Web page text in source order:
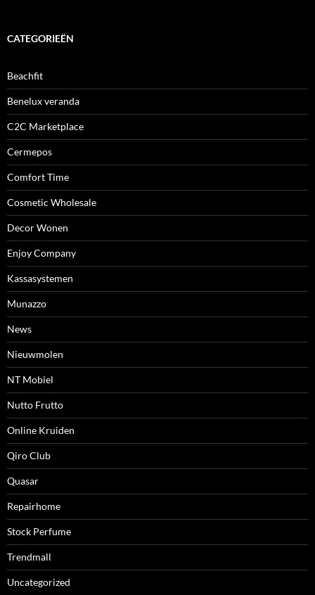
CATEGORIEËN
Beachfit
Benelux veranda
C2C Marketplace
Cermepos
Comfort Time
Cosmetic Wholesale
Decor Wonen
Enjoy Company
Kassasystemen
Munazzo
News
Nieuwmolen
NT Mobiel
Nutto Frutto
Online Kruiden
Qiro Club
Quasar
Repairhome
Stock Perfume
Trendmall
Uncategorized